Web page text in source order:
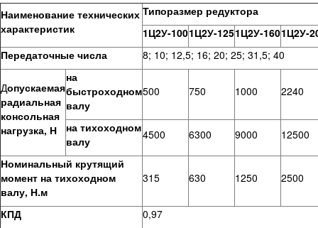
Наименование технических
характеристик
Типоразмер редуктора
1Ц2У-1001Ц2У-1251Ц2У-1601Ц2У-
Передаточные числа
8; 10; 12,5; 16; 20; 25; 31,5; 40
Допускаемая
радиальная
консольная
нагрузка, Н
на
быстроходном
валу
500 750 1000 2240
на тихоходном
валу
4500 6300 9000 12500
Номинальный крутящий
момент на тихоходном
валу, Н.м
315 630 1250 2500
КПД
0,97